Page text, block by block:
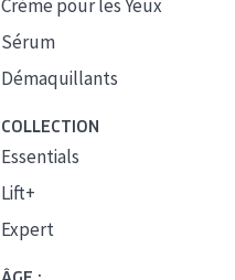
Crème pour les Yeux
Sérum
Démaquillants
COLLECTION
Essentials
Lift+
Expert